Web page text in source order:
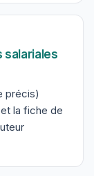
salariales
précis)
la fiche de